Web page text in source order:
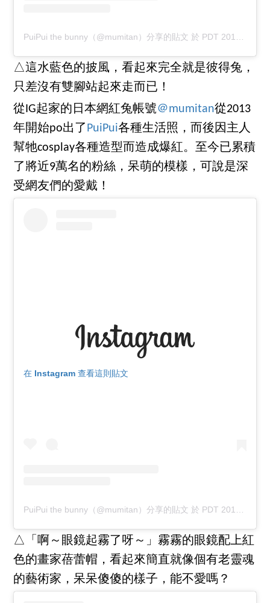
PuiPui the bunny（@mumitan）分享的貼文 於 PDT 2018 年 4月 月 11 日 下午 9:40
△這水藍色的披風，看起來完全就是彼得兔，
只差沒有雙腳站起來走而已！
從IG起家的日本網紅兔帳號＠mumitan從2013
年開始po出了 PuiPui各種生活照，而後因主人
幫牠cosplay各種造型而造成爆紅。至今已累積
了將近9萬名的粉絲，呆萌的模樣，可說是深
受網友們的愛戴！
在 Instagram 查看這則貼文
PuiPui the bunny（@mumitan）分享的貼文 於 PDT 2017 年 9月 月 16 日 上午 7:04
△「啊～眼鏡起霧了呀～」霧霧的眼鏡配上紅
色的畫家蓓蕾帽，看起來簡直就像個有老靈魂
的藝術家，呆呆傻傻的樣子，能不愛嗎？